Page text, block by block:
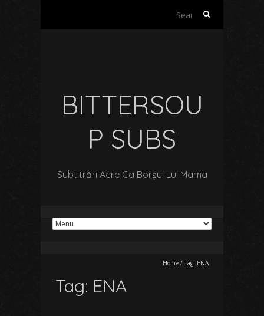
Search
BITTERSOU
P SUBS
Subtitrări Acre Ca Borșu' Lu' Mama
Home / Tag: ENA
Tag: ENA